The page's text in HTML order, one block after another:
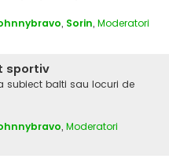
, Sorin, Moderatori
sportiv
subiect balti sau locuri de
, Moderatori